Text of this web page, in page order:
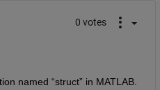
0 votes
named “struct” in MATLAB.